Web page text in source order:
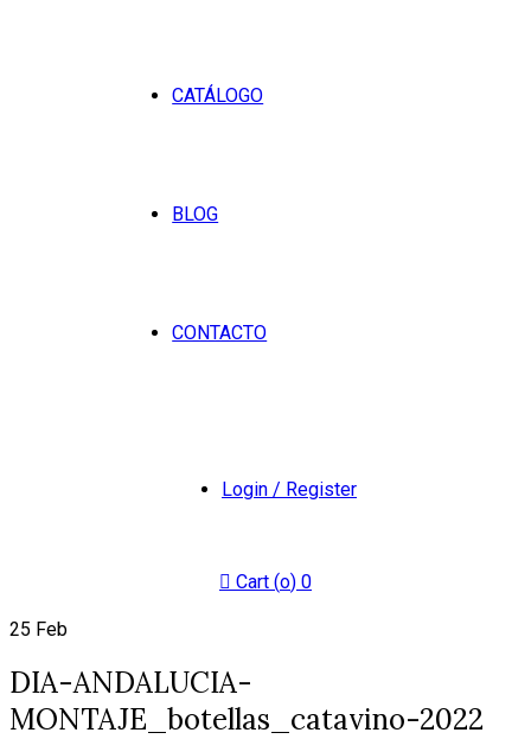
CATÁLOGO
BLOG
CONTACTO
Login / Register
Cart (o) 0
25 Feb
DIA-ANDALUCIA-
MONTAJE_botellas_catavino-2022